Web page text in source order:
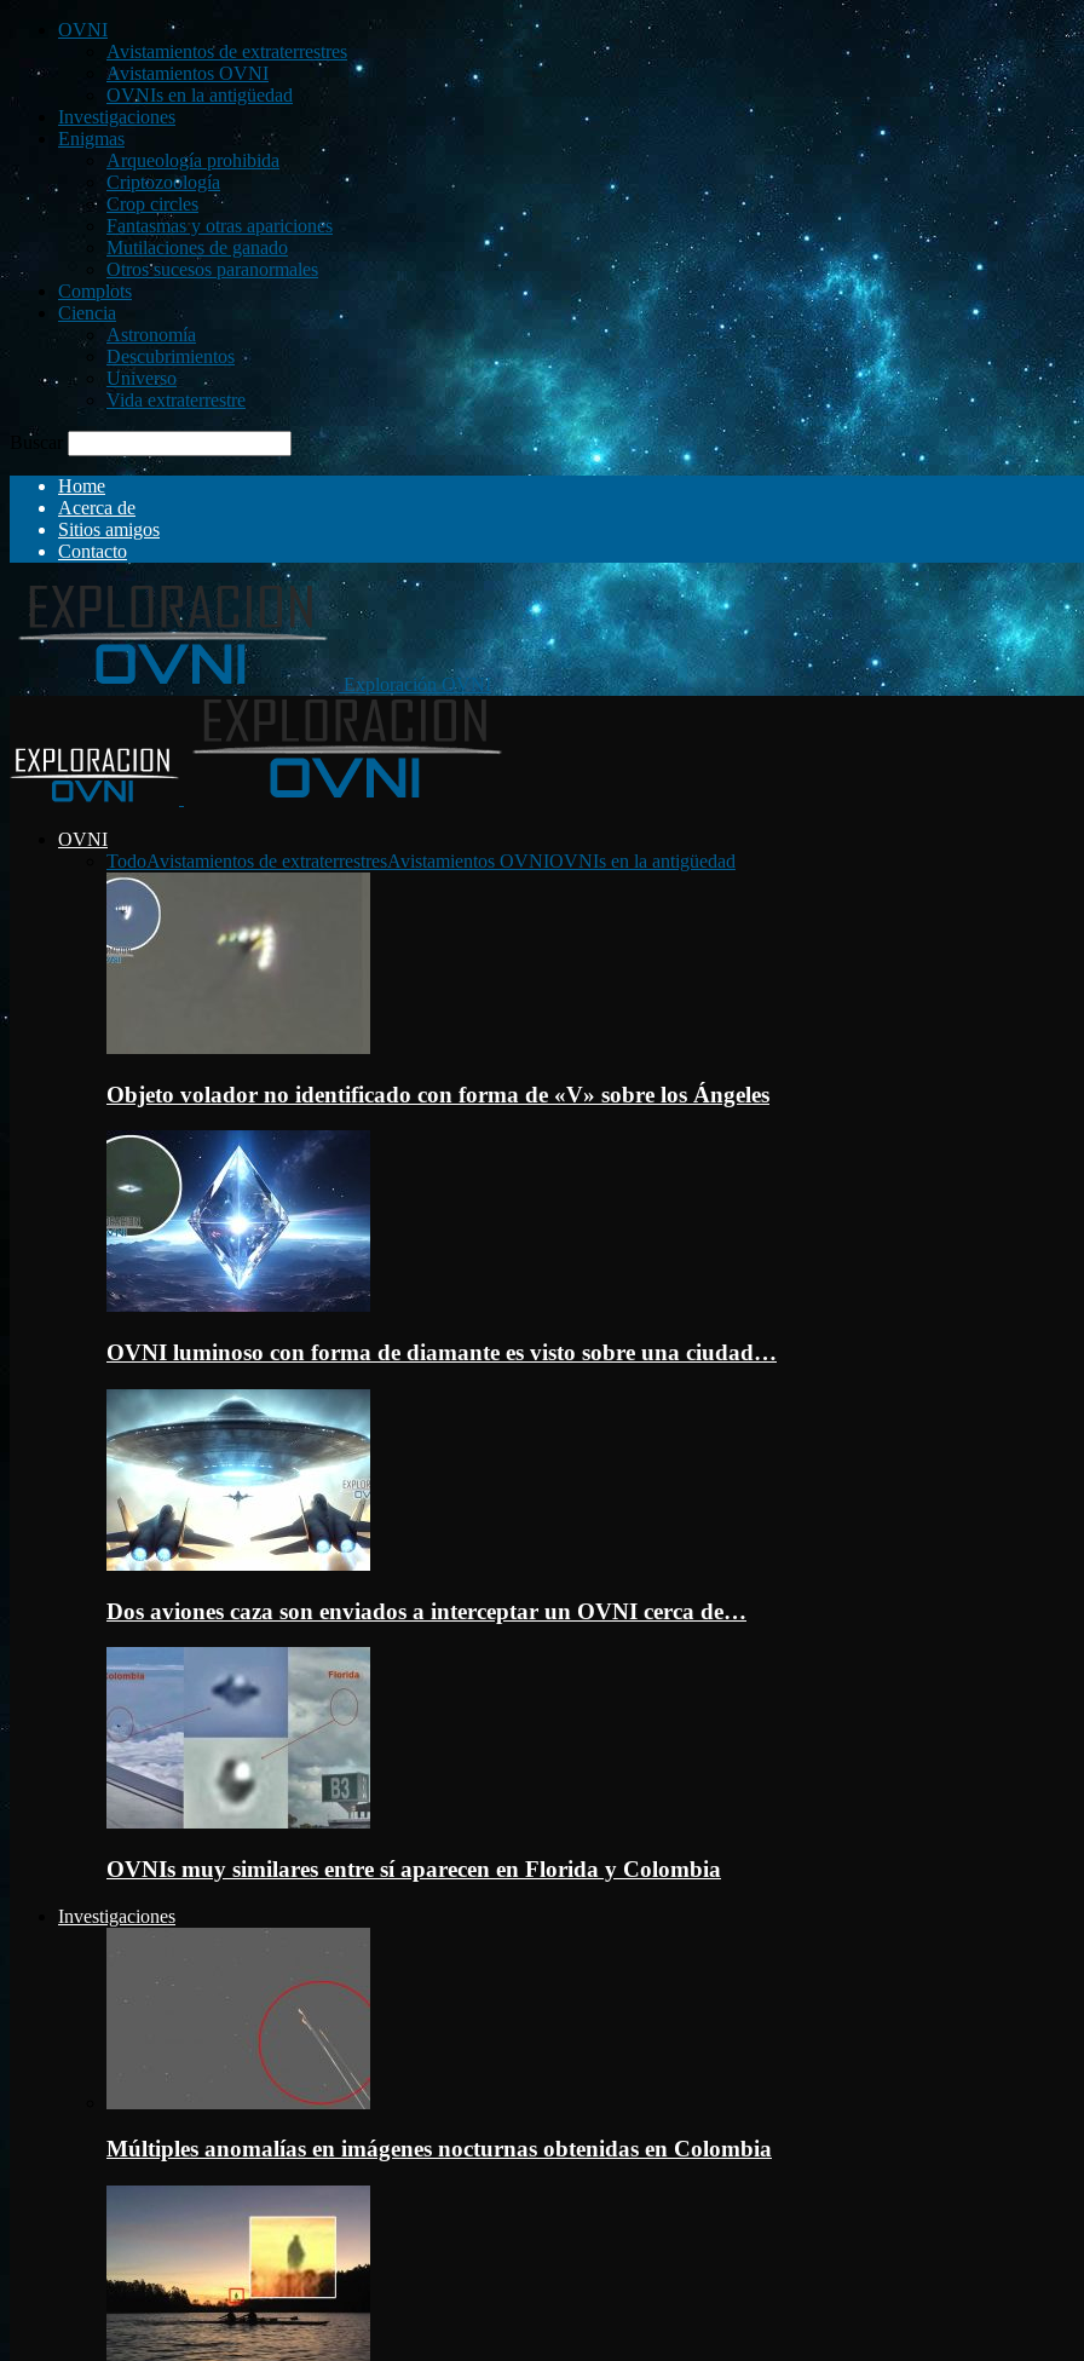
OVNI
Avistamientos de extraterrestres
Avistamientos OVNI
OVNIs en la antigüedad
Investigaciones
Enigmas
Arqueología prohibida
Criptozoología
Crop circles
Fantasmas y otras apariciones
Mutilaciones de ganado
Otros sucesos paranormales
Complots
Ciencia
Astronomía
Descubrimientos
Universo
Vida extraterrestre
Buscar
Home
Acerca de
Sitios amigos
Contacto
Exploración OVNI
OVNI
TodoAvistamientos de extraterrestresAvistamientos OVNIOVNIs en la antigüedad
Objeto volador no identificado con forma de «V» sobre los Ángeles
OVNI luminoso con forma de diamante es visto sobre una ciudad…
Dos aviones caza son enviados a interceptar un OVNI cerca de…
OVNIs muy similares entre sí aparecen en Florida y Colombia
Investigaciones
Múltiples anomalías en imágenes nocturnas obtenidas en Colombia